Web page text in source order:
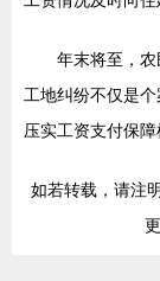
年末将至，
工地纠纷不仅是
压实工资支付保障
如若转载，请注